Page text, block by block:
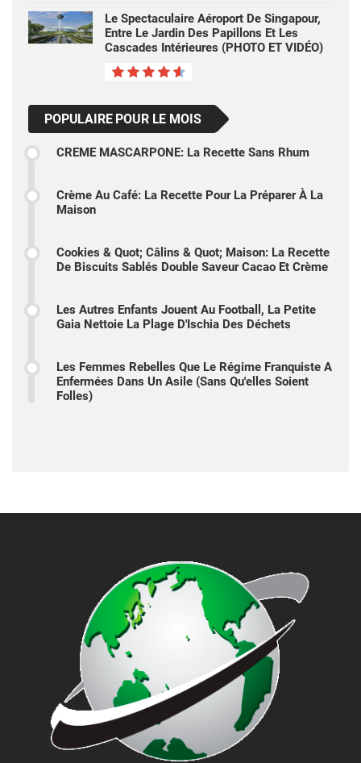
Le Spectaculaire Aéroport De Singapour,
Entre Le Jardin Des Papillons Et Les
Cascades Intérieures (PHOTO ET VIDÉO)
POPULAIRE POUR LE MOIS
CREME MASCARPONE: La Recette Sans Rhum
Crème Au Café: La Recette Pour La Préparer À La
Maison
Cookies & Quot; Câlins & Quot; Maison: La Recette
De Biscuits Sablés Double Saveur Cacao Et Crème
Les Autres Enfants Jouent Au Football, La Petite
Gaia Nettoie La Plage D'Ischia Des Déchets
Les Femmes Rebelles Que Le Régime Franquiste A
Enfermées Dans Un Asile (sans Qu'elles Soient
Folles)